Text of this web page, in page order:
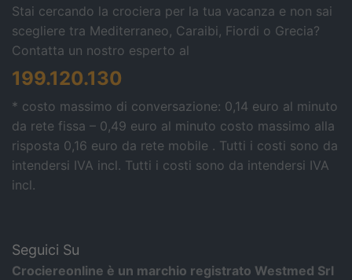
Stai cercando la crociera per la tua vacanza e non sai
scegliere tra Mediterraneo, Caraibi, Fiordi o Grecia?
Contatta un nostro esperto al
199.120.130
* costo massimo di conversazione: 0,14 euro al minuto
da rete fissa – 0,49 euro al minuto costo massimo alla
risposta 0,16 euro da rete mobile . Tutti i costi sono da
intendersi IVA incl. Tutti i costi sono da intendersi IVA
incl.
Seguici Su
Crociereonline è un marchio registrato Westmed Srl